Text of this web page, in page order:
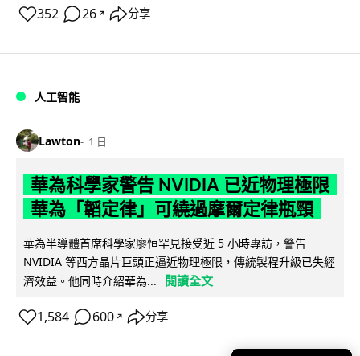
352 26 ↗ 分享
人工智能
Lawton 1 日
華為科學家警告 NVIDIA 已近物理極限
華為「韜定律」可繞過摩爾定律瓶頸
華為半導體首席科學家廖恒罕見接受近 5 小時專訪，警告
NVIDIA 等西方晶片巨頭正逼近物理極限，傳統製程升級已失經
濟效益。他同時介紹華為...
閱讀全文
1,584 600 ↗ 分享